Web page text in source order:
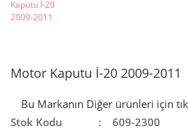
Motor Kaputu İ-20 2009-2011
Bu Markanın Diğer ürünleri için
Stok Kodu
609-2300